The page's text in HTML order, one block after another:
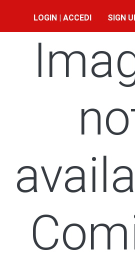
LOGIN | ACCEDI SIGN